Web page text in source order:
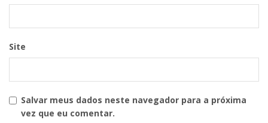
Site
Salvar meus dados neste navegador para a próxima
vez que eu comentar.